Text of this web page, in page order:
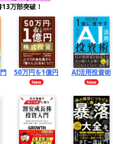
万部突破！
50万円を1億円 AI活用投資術